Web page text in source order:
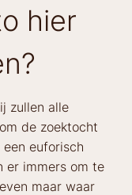
hier
zullen alle
de zoektocht
euforisch
er immers om te
maar waar